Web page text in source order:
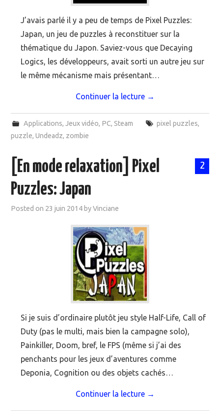
J’avais parlé il y a peu de temps de Pixel Puzzles:
Japan, un jeu de puzzles à reconstituer sur la
thématique du Japon. Saviez-vous que Decaying
Logics, les développeurs, avait sorti un autre jeu sur
le même mécanisme mais présentant…
Continuer la lecture →
Applications, Jeux vidéo, PC, Steam pixel puzzles,
puzzle,Undeadz, zombie
2
[En mode relaxation] Pixel
Puzzles: Japan
Posted on 23 juin 2014 byVinciane
Si je suis d’ordinaire plutôt jeu style Half-Life, Call of
Duty (pas le multi, mais bien la campagne solo),
Painkiller, Doom, bref, le FPS (même si j’ai des
penchants pour les jeux d’aventures comme
Deponia, Cognition ou des objets cachés…
Continuer la lecture →